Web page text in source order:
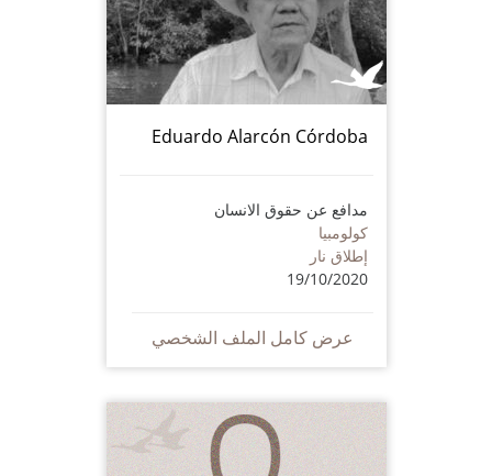
Eduardo Alarcón Córdoba
مدافع عن حقوق الانسان
كولومبيا
إطلاق نار
19/10/2020
عرض كامل الملف الشخصي